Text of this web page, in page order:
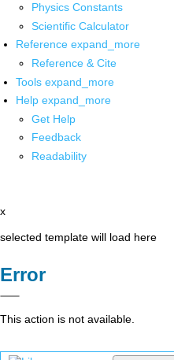
Physics Constants
Scientific Calculator
Reference expand_more
Reference & Cite
Tools expand_more
Help expand_more
Get Help
Feedback
Readability
x
selected template will load here
Error
This action is not available.